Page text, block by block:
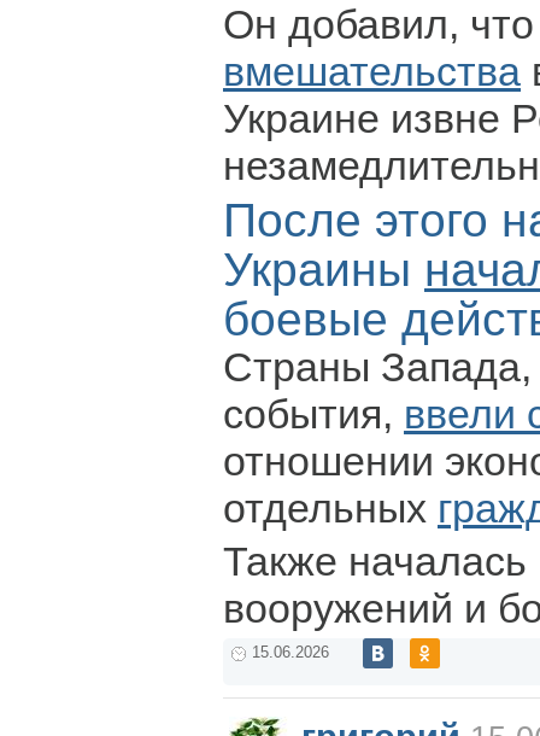
Он добавил,
вмешательства
Украине извне
После этого
Украины
боевые
Страны Запада,
события, ввели
отношении
отдельных
Также началась
вооружений и
15.06.2026